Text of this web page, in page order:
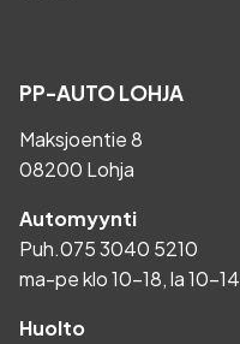
PP-AUTO LOHJA
Maksjoentie 8
08200 Lohja
Automyynti
Puh.075 3040 5210
ma-pe klo 10-18, la 10-14
Huolto